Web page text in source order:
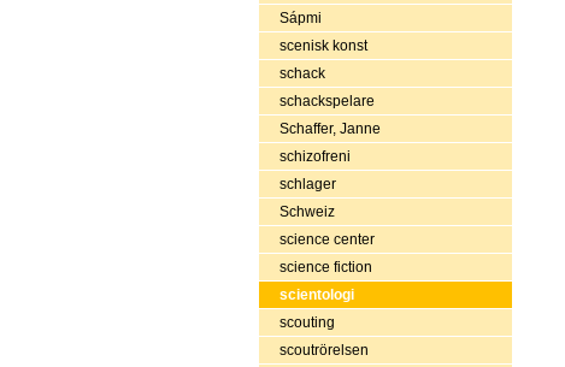
Sápmi
scenisk konst
schack
schackspelare
Schaffer, Janne
schizofreni
schlager
Schweiz
science center
science fiction
scientologi
scouting
scoutrörelsen